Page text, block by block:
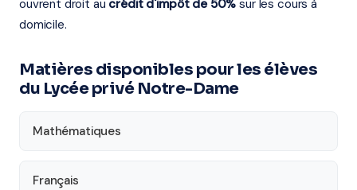
ouvrent droit au crédit d'impôt de 50% sur les cours à
domicile.
Matières disponibles pour les élèves
du Lycée privé Notre-Dame
Mathématiques
Français